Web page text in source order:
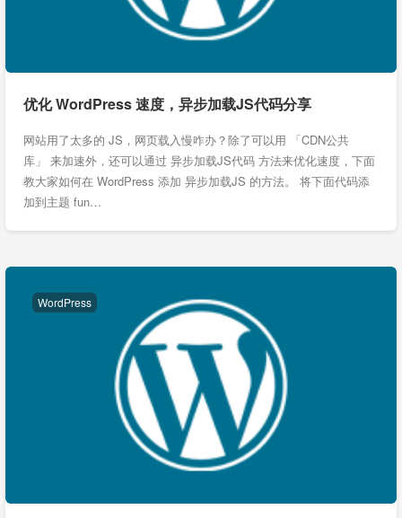
优化 WordPress 速度，异步加载JS代码分享
网站用了太多的 JS，网页载入慢咋办？除了可以用 「CDN公共
库」 来加速外，还可以通过 异步加载JS代码 方法来优化速度，下面
教大家如何在 WordPress 添加 异步加载JS 的方法。 将下面代码添
加到主题 fun…
WordPress